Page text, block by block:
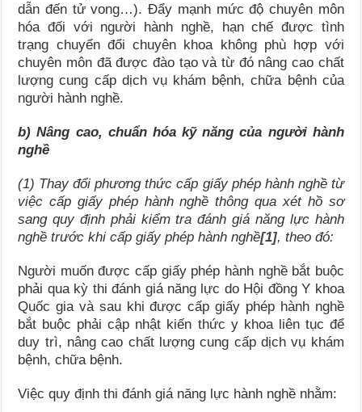
dẫn đến tử vong…). Đẩy mạnh mức độ chuyên môn
hóa đối với người hành nghề, hạn chế được tình
trạng chuyển đổi chuyên khoa không phù hợp với
chuyên môn đã được đào tạo và từ đó nâng cao chất
lượng cung cấp dịch vụ khám bệnh, chữa bệnh của
người hành nghề.
b) Nâng cao, chuẩn hóa kỹ năng của người hành
nghề
(1) Thay đổi phương thức cấp giấy phép hành nghề từ
việc cấp giấy phép hành nghề thông qua xét hồ sơ
sang quy định phải kiểm tra đánh giá năng lực hành
nghề trước khi cấp giấy phép hành nghề[1], theo đó:
Người muốn được cấp giấy phép hành nghề bắt buộc
phải qua kỳ thi đánh giá năng lực do Hội đồng Y khoa
Quốc gia và sau khi được cấp giấy phép hành nghề
bắt buộc phải cập nhật kiến thức y khoa liên tục để
duy trì, nâng cao chất lượng cung cấp dịch vụ khám
bệnh, chữa bệnh.
Việc quy định thi đánh giá năng lực hành nghề nhằm: